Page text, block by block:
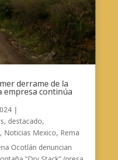
derrame de la
empresa continúa
|
, destacado,
, Noticias Mexico, Rema
Ocotlán denuncian